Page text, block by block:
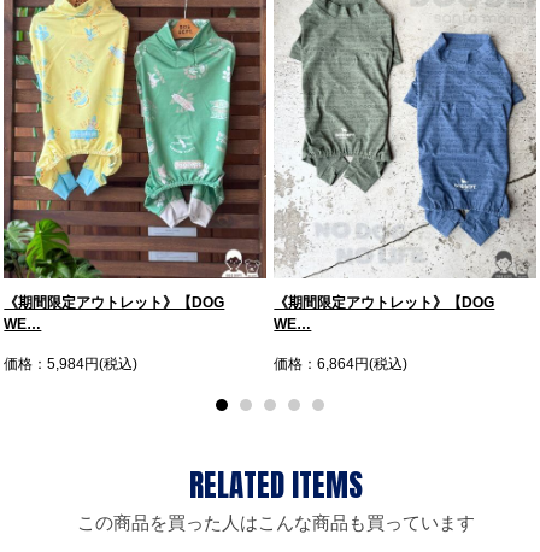
《期間限定アウトレット》【DOG
WE…
価格：5,984円(税込)
《期間限定アウトレット》【DOG
WE…
価格：6,864円(税込)
この商品を買った人はこんな商品も買っています